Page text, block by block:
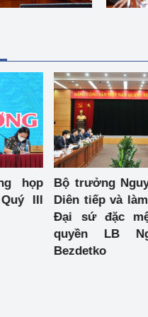
hiệu quả
Thông báo
Bảo vệ môi trường
Bảo vệ nền tảng tư
Doanh nghiệp -
Xúc tiến thương mại
Thị trường nước
họp
III
Bộ trưởng
Diên tiếp và
Đại sứ đặc
quyền LB
Bezdetko